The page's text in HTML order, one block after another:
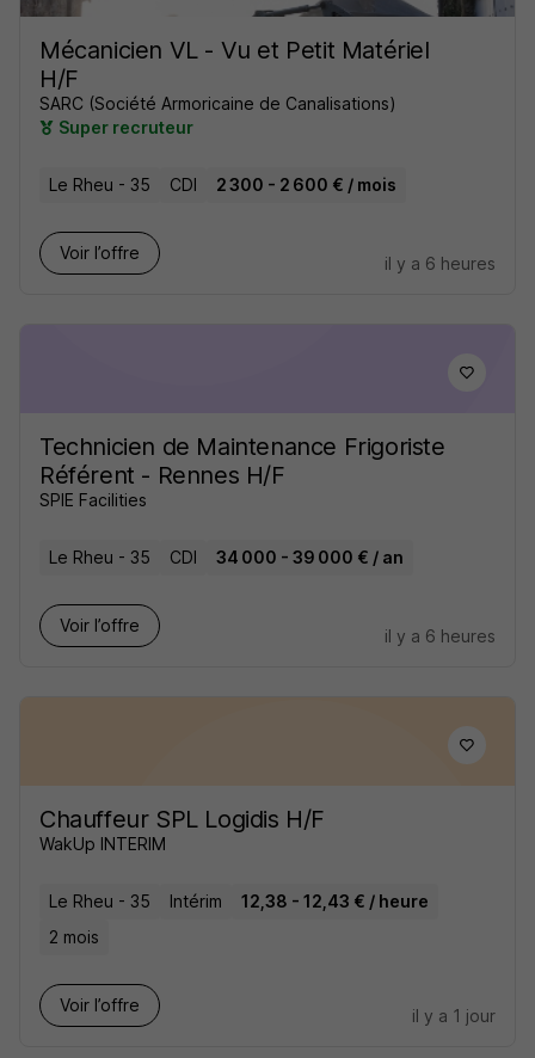
Mécanicien VL - Vu et Petit Matériel
H/F
SARC (Société Armoricaine de Canalisations)
Super recruteur
Le Rheu - 35 CDI 2 300 - 2 600 € / mois
Voir l’offre
il y a 6 heures
Technicien de Maintenance Frigoriste
Référent - Rennes H/F
SPIE Facilities
Le Rheu - 35 CDI 34 000 - 39 000 € / an
Voir l’offre
il y a 6 heures
Chauffeur SPL Logidis H/F
WakUp INTERIM
Le Rheu - 35 Intérim
12,38 - 12,43 € / heure
2 mois
Voir l’offre
il y a 1 jour